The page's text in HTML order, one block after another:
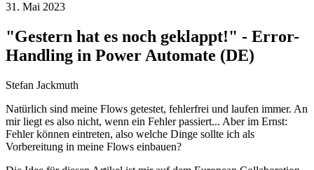
31. Mai 2023
"Gestern hat es noch geklappt!" - Error-
Handling in Power Automate (DE)
Stefan Jackmuth
Natürlich sind meine Flows getestet, fehlerfrei und laufen immer. An
mir liegt es also nicht, wenn ein Fehler passiert... Aber im Ernst:
Fehler können eintreten, also welche Dinge sollte ich als
Vorbereitung in meine Flows einbauen?